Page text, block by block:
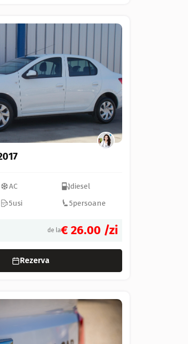
AC
diesel
5usi 5persoane
de la€ 26.00 /zi
Rezerva